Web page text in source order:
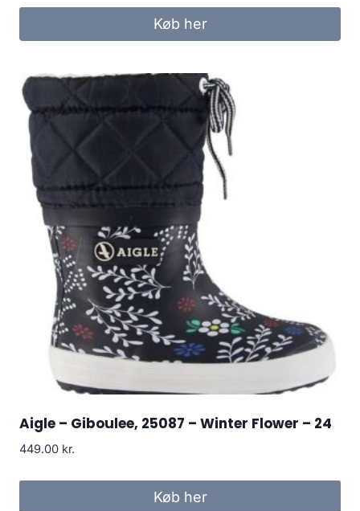
Køb her
Aigle – Giboulee, 25087 – Winter Flower – 24
449.00 kr.
Køb her